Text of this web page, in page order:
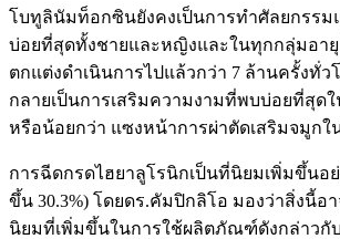
โบทูลินัมท็อกซินยังคงเป็นการทำศัลยกรร
บ่อยที่สุดทั้งชายและหญิงและในทุกกลุ่มอา
ตกแต่งดำเนินการไปแล้วกว่า 7 ล้านครั้งทั่ว
กลายเป็นการเสริมความงามที่พบบ่อยที่สุดใ
หรือน้อยกว่า แซงหน้าการผ่าตัดเสริมจมูกใ
การฉีดกรดไฮยาลูโรนิกเป็นที่นิยมเพิ่มขึ้นอย่
ขึ้น 30.3%) โดยดร.คัมปิกลิโอ มองว่าสิ่งนี้อ
นิยมที่เพิ่มขึ้นในการใช้ผลิตภัณฑ์ดังกล่าวกั